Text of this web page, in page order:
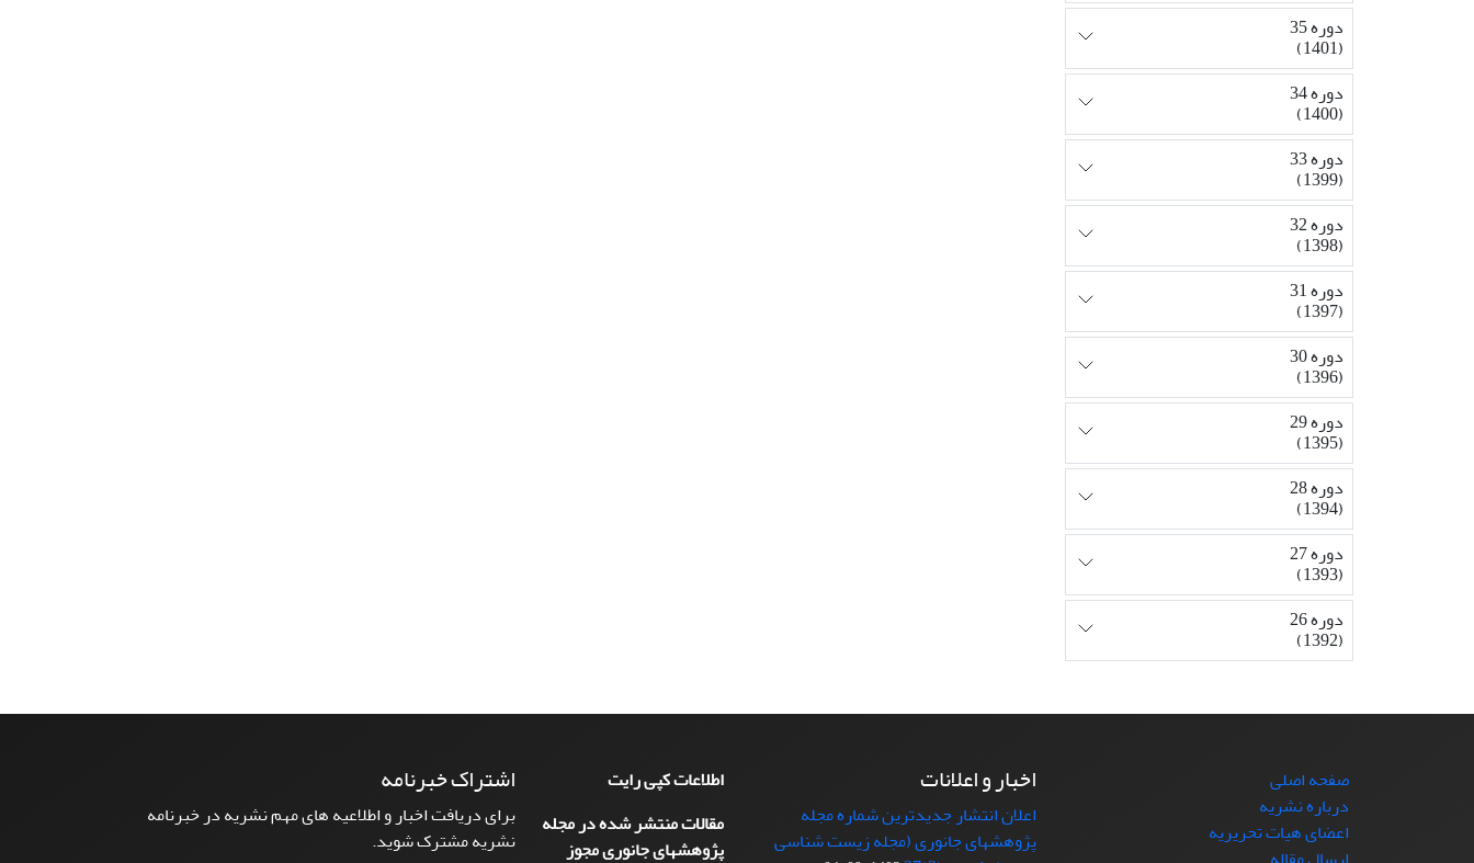
دوره 35
(1401)
دوره 34
(1400)
دوره 33
(1399)
دوره 32
(1398)
دوره 31
(1397)
دوره 30
(1396)
دوره 29
(1395)
دوره 28
(1394)
دوره 27
(1393)
دوره 26
(1392)
صفحه اصلی
درباره نشریه
اعضای هیات تحریریه
اخبار و اعلانات
اعلان انتشار جدیدترین شماره مجله
پژوهشهای جانوری (مجله زیست شناسی
اطلاعات کپی رایت
مقالات منتشر شده در مجله
پژوهشهای جانوری مجوز
اشتراک خبرنامه
برای دریافت اخبار و اطلاعیه های مهم نشریه در خبرنامه
نشریه مشترک شوید.